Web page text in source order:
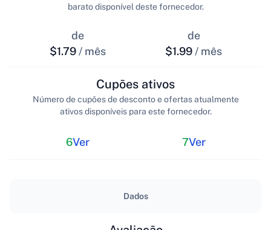
de
$1.79 / mês
barato disponível deste fornecedor.
de
$1.99 / mês
6Ver
Cupões ativos
Número de cupões de desconto e ofertas atualmente
ativos disponíveis para este fornecedor.
7Ver
Dados